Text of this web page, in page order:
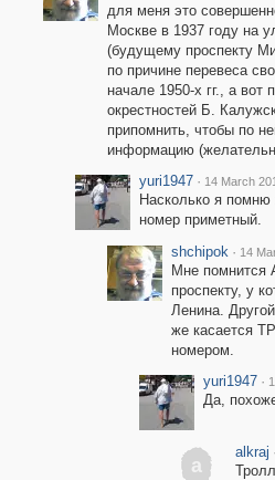
для меня это
Москве в 1937 году на
(будущему проспекту
по причине перевеса
начале 1950-х гг., а
окрестностей Б.
припомнить, чтобы по
информацию
yuri1947 · 14 March
Насколько я помню
номер приметный.
shchipok · 14
Мне
проспекту, у
Ленина.
же касается
номером.
yuri1947 ·
Да,
a
alkraj ·